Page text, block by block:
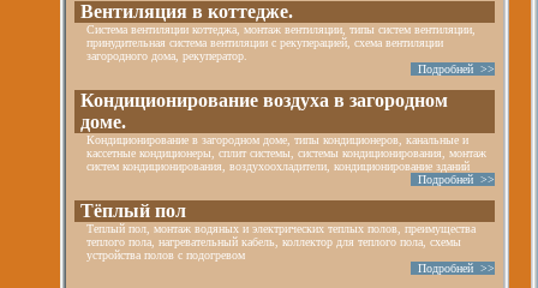
Вентиляция в коттедже.
Система вентиляции коттеджа, монтаж вентиляции, типы систем вентиляции,
принудительная система вентиляции с рекуперацией, схема вентиляции
загородного дома, рекуператор.
Подробней >>
Кондиционирование воздуха в загородном
доме.
Кондиционирование в загородном доме, типы кондиционеров, канальные и
кассетные кондиционеры, сплит системы, системы кондиционирования, монтаж
систем кондиционирования, воздухоохладители, кондиционирование зданий
Подробней >>
Тёплый пол
Теплый пол, монтаж водяных и электрических теплых полов, преимущества
теплого пола, нагревательный кабель, коллектор для теплого пола, схемы
устройства полов с подогревом
Подробней >>